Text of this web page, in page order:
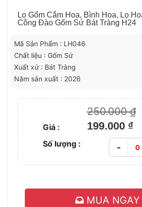
Lọ Gốm Cắm Hoa, Bình Hoa, Lọ
Công Đào Gốm Sứ Bát Tràng H24
Mã Sản Phẩm : LH046
Chất liệu : Gốm Sứ
Xuất xứ : Bát Tràng
Năm sản xuất : 2026
250.000 ₫
Giá : 199.000 ₫
Số lượng : -
MUA NGAY